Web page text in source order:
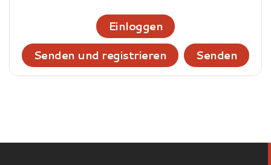
Einloggen
Senden und registrieren
Senden